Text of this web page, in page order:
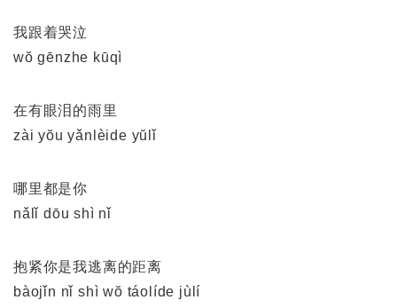
我跟着哭泣
wŏ gēnzhe kūqì
在有眼泪的雨里
zài yŏu yǎnlèide yŭlǐ
哪里都是你
nǎlǐ dōu shì nǐ
抱紧你是我逃离的距离
bàojǐn nǐ shì wŏ táolíde jùlí